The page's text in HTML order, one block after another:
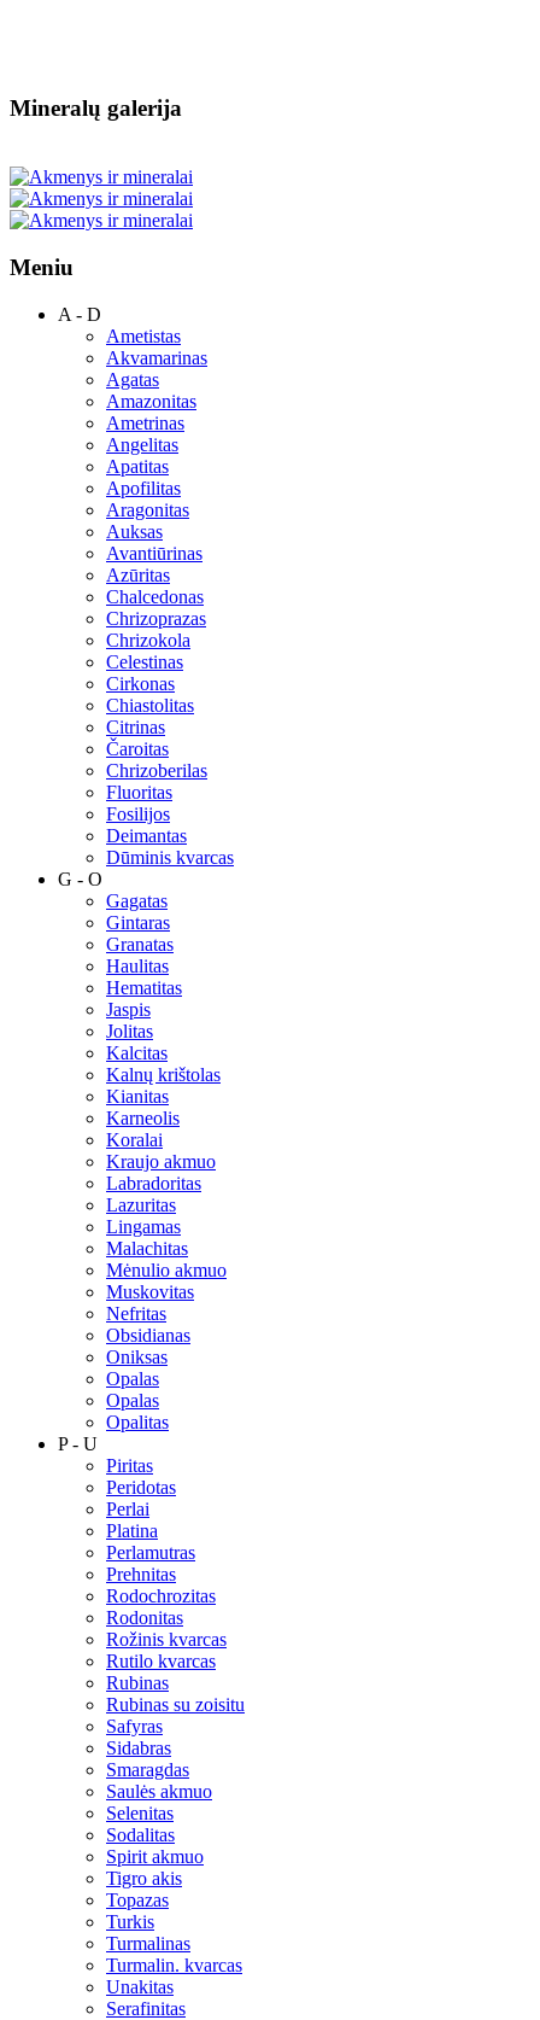
Mineralų galerija
Meniu
A - D
Ametistas
Akvamarinas
Agatas
Amazonitas
Ametrinas
Angelitas
Apatitas
Apofilitas
Aragonitas
Auksas
Avantiūrinas
Azūritas
Chalcedonas
Chrizoprazas
Chrizokola
Celestinas
Cirkonas
Chiastolitas
Citrinas
Čaroitas
Chrizoberilas
Fluoritas
Fosilijos
Deimantas
Dūminis kvarcas
G - O
Gagatas
Gintaras
Granatas
Haulitas
Hematitas
Jaspis
Jolitas
Kalcitas
Kalnų krištolas
Kianitas
Karneolis
Koralai
Kraujo akmuo
Labradoritas
Lazuritas
Lingamas
Malachitas
Mėnulio akmuo
Muskovitas
Nefritas
Obsidianas
Oniksas
Opalas
Opalas
Opalitas
P - U
Piritas
Peridotas
Perlai
Platina
Perlamutras
Prehnitas
Rodochrozitas
Rodonitas
Rožinis kvarcas
Rutilo kvarcas
Rubinas
Rubinas su zoisitu
Safyras
Sidabras
Smaragdas
Saulės akmuo
Selenitas
Sodalitas
Spirit akmuo
Tigro akis
Topazas
Turkis
Turmalinas
Turmalin. kvarcas
Unakitas
Serafinitas